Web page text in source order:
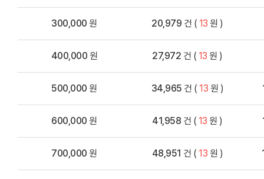
300,000 원 20,979 건 ( 13 원 )
400,000 원 27,972 건 ( 13 원 )
500,000 원 34,965 건 (13 원 )
600,000 원 41,958 건 ( 13 원 )
700,000 원 48,951 건 (13 원 )